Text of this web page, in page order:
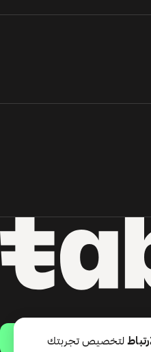
لتخصيص تجربتك